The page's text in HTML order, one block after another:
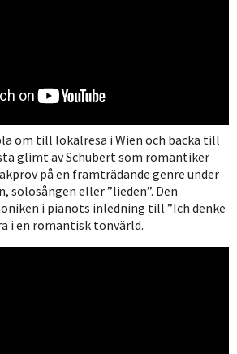
om till lokalresa i Wien och backa till
glimt av Schubert som romantiker
på en framträdande genre under
solosången eller ”lieden”. Den
i pianots inledning till ”Ich denke
i en romantisk tonvärld.